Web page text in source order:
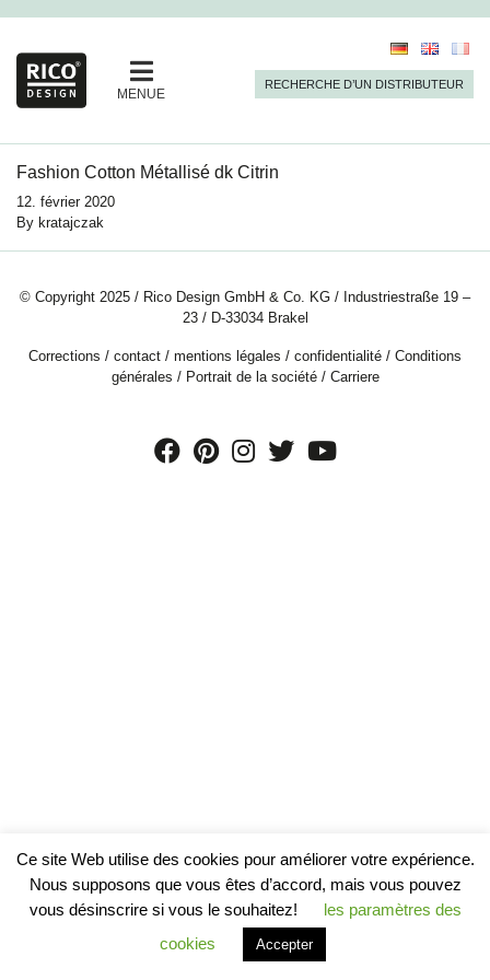
MENUE
RECHERCHE D’UN DISTRIBUTEUR
Fashion Cotton Métallisé dk Citrin
12. février 2020
By kratajczak
© Copyright 2025 / Rico Design GmbH & Co. KG / Industriestraße 19 –
23 / D-33034 Brakel
Corrections / contact / mentions légales / confidentialité / Conditions
générales / Portrait de la société/ Carriere
Ce site Web utilise des cookies pour améliorer votre expérience.
Nous supposons que vous êtes d’accord, mais vous pouvez
vous désinscrire si vous le souhaitez!
les paramètres des
cookies
Accepter